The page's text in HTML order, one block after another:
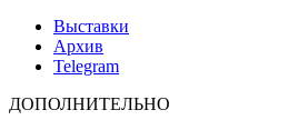
Выставки
Архив
Telegram
ДОПОЛНИТЕЛЬНО